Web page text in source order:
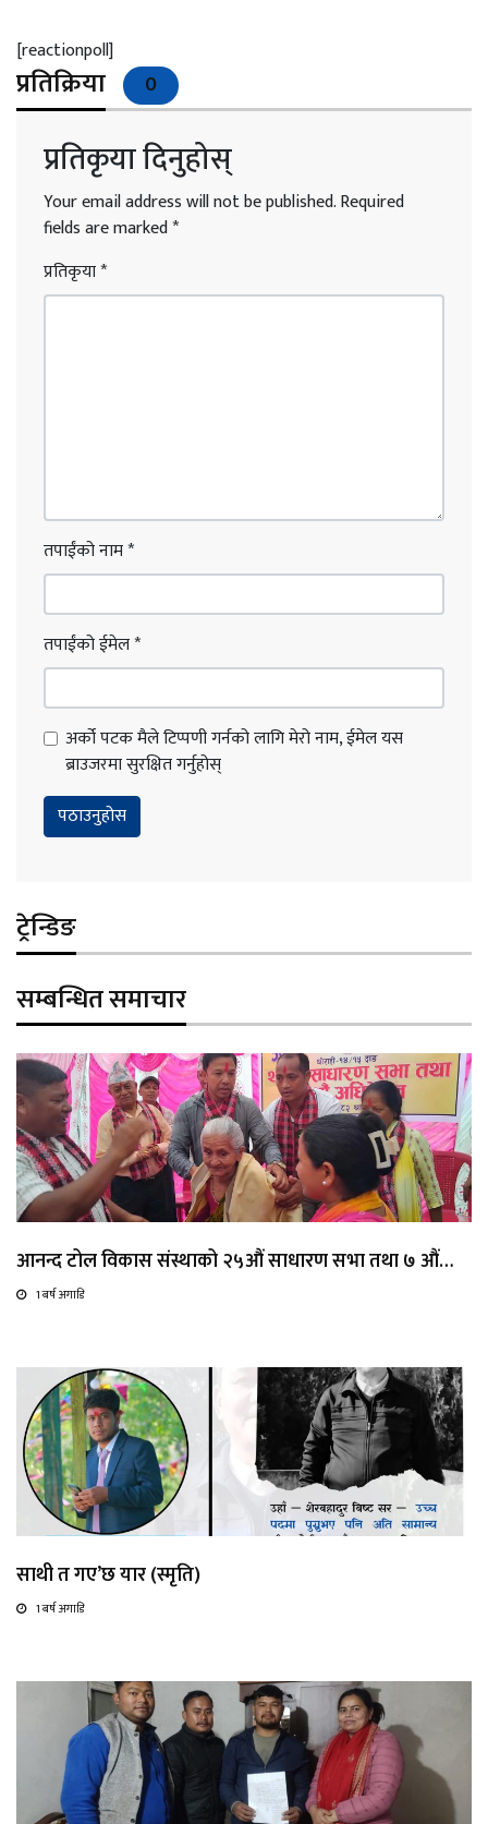
[reactionpoll]
प्रतिक्रिया 0
प्रतिकृया दिनुहोस्
Your email address will not be published.Required
fields are marked*
प्रतिकृया*
तपाईंको नाम*
तपाईंको ईमेल*
अर्को पटक मैले टिप्पणी गर्नको लागि मेरो नाम, ईमेल यस
ब्राउजरमा सुरक्षित गर्नुहोस्
ट्रेन्डिङ
सम्बन्धित समाचार
आनन्द टोल विकास संस्थाको २५औं साधारण सभा तथा ७ औं…
1 बर्ष अगाडि
साथी त गए’छ यार (स्मृति)
1 बर्ष अगाडि